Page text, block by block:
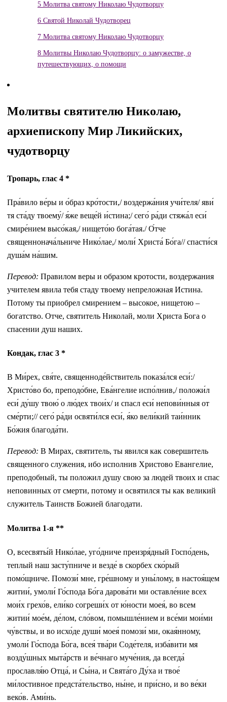
5 Молитва святому Николаю Чудотворцу
6 Святой Николай Чудотворец
7 Молитва святому Николаю Чудотворцу
8 Молитвы Николаю Чудотворцу: о замужестве, о
путешествующих, о помощи
Молитвы святителю Николаю,
архиепископу Мир Ликийских,
чудотворцу
Тропарь, глас 4 *
Пра́вило ве́ры и о́браз кро́тости,/ воздержа́ния учи́теля/ яви́
тя ста́ду твоему́/ я́же веще́й и́стина;/ сего́ ра́ди стяжа́л еси́
смире́нием высо́кая,/ нището́ю бога́тая./ О́тче
священнонача́льниче Нико́лае,/ моли́ Христа́ Бо́га// спасти́ся
душа́м на́шим.
Перевод: Правилом веры и образом кротости, воздержания
учителем явила тебя стаду твоему непреложная Истина.
Потому ты приобрел смирением – высокое, нищетою –
богатство. Отче, святитель Николай, моли Христа Бога о
спасении душ наших.
Кондак, глас 3 *
В Ми́рех, свя́те, священноде́йствитель показа́лся еси́:/
Христо́во бо, преподо́бне, Ева́нгелие испо́лнив,/ положи́л
еси́ ду́шу твою́ о лю́дех твои́х/ и спасл еси́ непови́нныя от
сме́рти;// сего́ ра́ди освяти́лся еси́, я́ко вели́кий таи́нник
Бо́жия благода́ти.
Перевод: В Мирах, святитель, ты явился как совершитель
священного служения, ибо исполнив Христово Евангелие,
преподобный, ты положил душу свою за людей твоих и спас
неповинных от смерти, потому и освятился ты как великий
служитель Таинств Божией благодати.
Молитва 1-я ** ​
О, всесвяты́й Нико́лае, уго́дниче преизря́дный Госпо́день,
теплый наш засту́пниче и везде́ в скорбех ско́рый
помо́щниче. Помози́ мне, гре́шному и уны́лому, в настоя́щем
житии́, умоли́ Го́спода Бо́га дарова́ти ми оставле́ние всех
мои́х грехо́в, ели́ко согреши́х от ю́ности моея́, во всем
житии́ мое́м, де́лом, сло́вом, помышле́нием и все́ми мои́ми
чу́вствы, и во исхо́де души́ моея́ помози́ ми, окая́нному,
умоли́ Го́спода Бо́га, всея́ тва́ри Соде́теля, изба́вити мя
возду́шных мыта́рств и ве́чнаго муче́ния, да всегда́
прославля́ю Отца́, и Сы́на, и Свята́го Ду́ха и твое́
ми́лостивное предста́тельство, ны́не, и при́сно, и во ве́ки
веко́в. Ами́нь.